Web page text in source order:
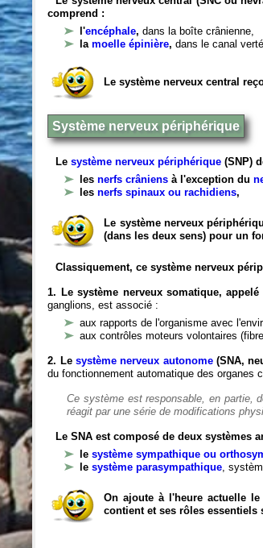
comprend :
l'encéphale,dans la boîte crânienne,
lamoelle épinière,dans le canal
Le système nerveux central
Système nerveux périphérique
Lesystème nerveux périphérique (SNP)
lesnerfs crâniens à l'exception du
lesnerfs spinaux ou rachidiens,
Le système nerveux
(dans les deux sens) pour un
Classiquement, ce système nerveux
1. Le système nerveux somatique,
ganglions, est associé :
aux rapports de l'organisme avec
aux contrôles moteurs volontaires
2. Le système nerveux autonome(SNA,
du fonctionnement automatique des
Ce système est responsable, en partie,
réagit par une série de modifications
Le SNA est composé de deux systèmes
lesystème sympathique ou
lesystème parasympathique,
On ajoute à l'heure actuelle
contient et ses rôles essentiels